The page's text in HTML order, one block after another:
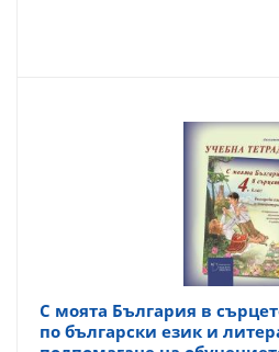
С моята България в
по български език и